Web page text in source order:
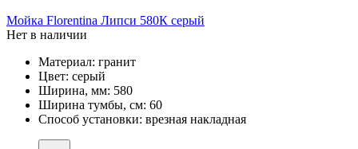
Мойка Florentina Липси 580К серый
Нет в наличии
Материал: гранит
Цвет: серый
Ширина, мм: 580
Ширина тумбы, см: 60
Способ установки: врезная накладная